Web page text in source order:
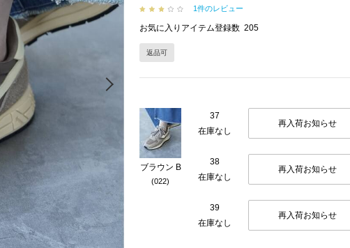
Next
1件のレビュー
お気に入りアイテム登録数 205
返品可
ブラウン B
(022)
37
在庫なし
再入荷お知らせ
38
在庫なし
再入荷お知らせ
39
在庫なし
再入荷お知らせ